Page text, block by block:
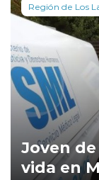
Región de Los
Joven
vida en